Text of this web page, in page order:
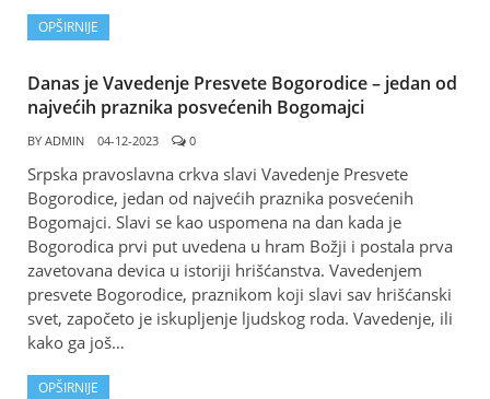
OPŠIRNIJE
Danas je Vavedenje Presvete Bogorodice – jedan od
najvećih praznika posvećenih Bogomajci
BY ADMIN 04-12-2023 0
Srpska pravoslavna crkva slavi Vavedenje Presvete
Bogorodice, jedan od najvećih praznika posvećenih
Bogomajci. Slavi se kao uspomena na dan kada je
Bogorodica prvi put uvedena u hram Božji i postala prva
zavetovana devica u istoriji hrišćanstva. Vavedenjem
presvete Bogorodice, praznikom koji slavi sav hrišćanski
svet, započeto je iskupljenje ljudskog roda. Vavedenje, ili
kako ga još…
OPŠIRNIJE